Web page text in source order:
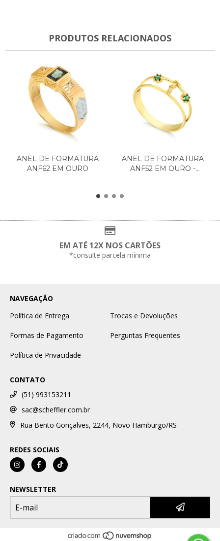
PRODUTOS RELACIONADOS
ANEL DE FORMATURA
ANF62 EM OURO
ANEL DE FORMATURA
ANF52 EM OURO -
EM ATÉ 12X NOS CARTÕES
*consulte parcela mínima
NAVEGAÇÃO
Política de Entrega
Trocas e Devoluções
Formas de Pagamento Perguntas Frequentes
Política de Privacidade
CONTATO
(51) 993153211
sac@scheffler.com.br
Rua Bento Gonçalves, 2244, Novo Hamburgo/RS
REDES SOCIAIS
NEWSLETTER